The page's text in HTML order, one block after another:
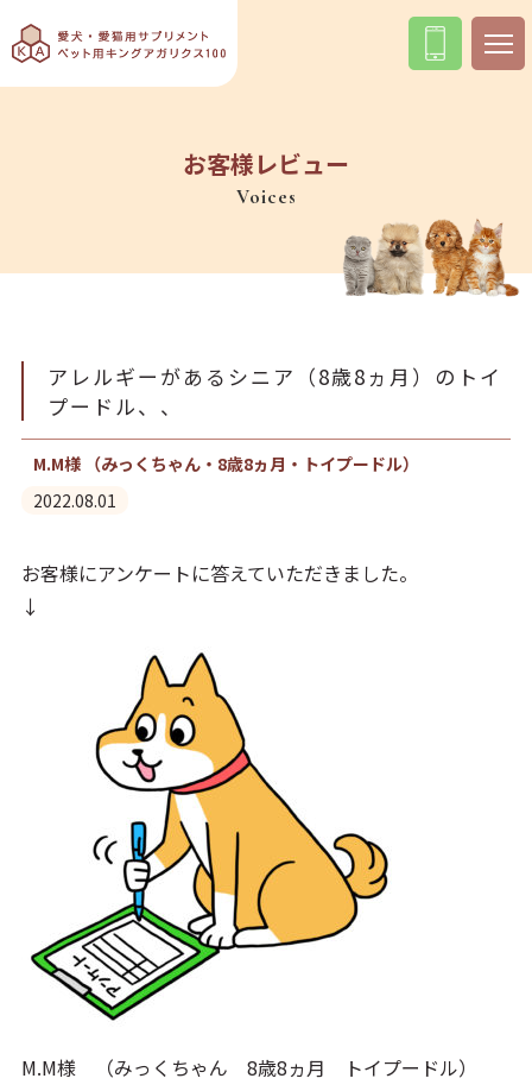
お客様レビュー
Voices
アレルギーがあるシニア（8歳8ヵ月）のトイ
プードル、、
M.M様 （みっくちゃん・8歳8ヵ月・トイプードル）
2022.08.01
お客様にアンケートに答えていただきました。
↓
M.M様 （みっくちゃん 8歳8ヵ月 トイプードル）